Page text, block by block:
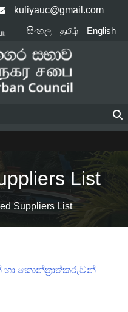
kuliyauc@gmail.com
සිංහල தமிழ் English
List
Suppliers List
හා කොන්ත්‍රාත්කරුවන්